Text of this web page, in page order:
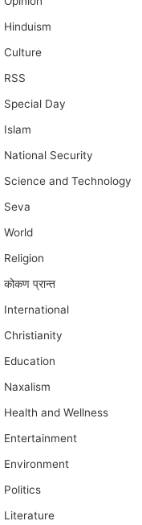
Hinduism
Culture
RSS
Special Day
Islam
National Security
Science and Technology
Seva
World
Religion
कोकण प्रान्त
International
Christianity
Education
Naxalism
Health and Wellness
Entertainment
Environment
Politics
Literature